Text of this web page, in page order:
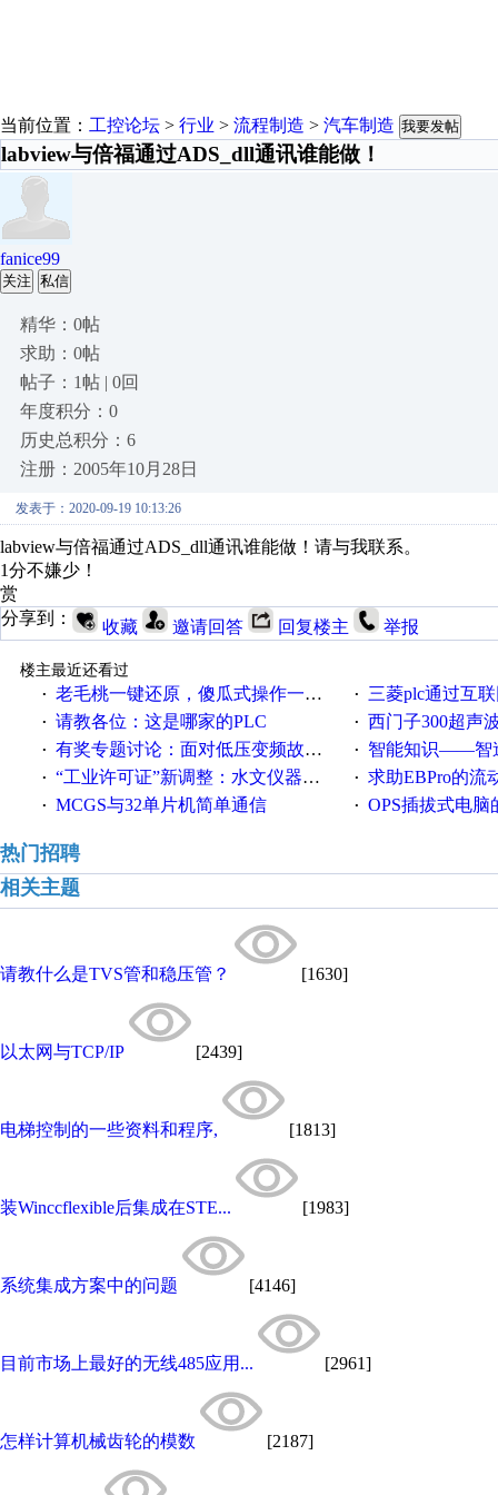
当前位置： 工控论坛 > 行业 > 流程制造 > 汽车制造 我要发帖
labview与倍福通过ADS_dll通讯谁能做！
fanice99
关注 私信
精华：0帖
求助：0帖
帖子：1帖 | 0回
年度积分：0
历史总积分：6
注册：2005年10月28日
发表于：2020-09-19 10:13:26
labview与倍福通过ADS_dll通讯谁能做！请与我联系。
1分不嫌少！
赏
分享到：
收藏 邀请回答 回复楼主 举报
楼主最近还看过
· 老毛桃一键还原，傻瓜式操作一键轻松备份还原；程序为向导式安装，一键即可实现自动备份或还原系统。 · 三菱plc通过互联网实现plc
· 请教各位：这是哪家的PLC · 西门子300超声波
· 有奖专题讨论：面对低压变频故障，老手是这样解决的！ · 智能知识——智造时代，
· “工业许可证”新调整：水文仪器等19类产品取消事前生产许可 · 求助EBPro的流
· MCGS与32单片机简单通信 · OPS插拔式电脑
热门招聘
相关主题
请教什么是TVS管和稳压管？ [1630]
以太网与TCP/IP [2439]
电梯控制的一些资料和程序, [1813]
装Winccflexible后集成在STE... [1983]
系统集成方案中的问题 [4146]
目前市场上最好的无线485应用... [2961]
怎样计算机械齿轮的模数 [2187]